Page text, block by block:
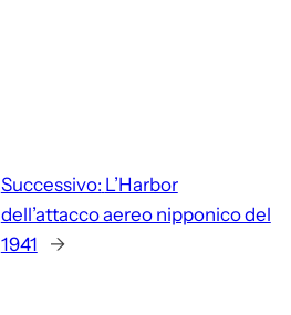
Successivo: L’Harbor
dell’attacco aereo nipponico del
1941
→